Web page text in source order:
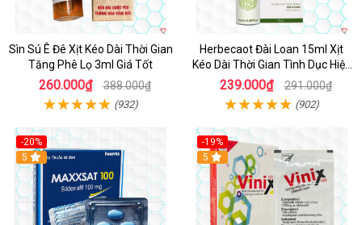
Sìn Sú Ê Đê Xịt Kéo Dài Thời Gian
Tăng Phê Lọ 3ml Giá Tốt
260.000₫ 388.000₫
(932)
Herbecaot Đài Loan 15ml Xịt
Kéo Dài Thời Gian Tình Dục Hiệu
Quả
239.000₫ 291.000₫
(902)
-20%
5
-19%
5